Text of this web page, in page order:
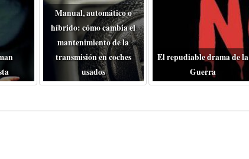
Manual, automático o
híbrido: cómo cambia el
mantenimiento de la
transmisión en coches
usados
El repudiable drama de la
Guerra